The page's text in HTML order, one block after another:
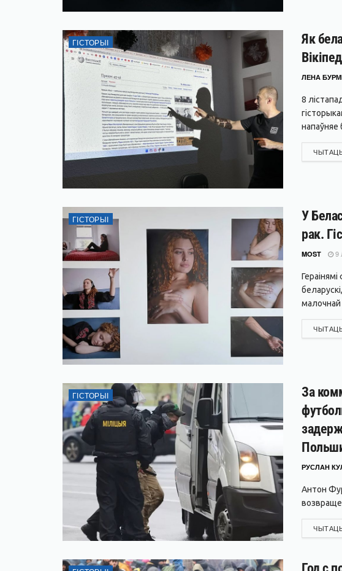
ГІСТОРЫІ
Як
ЛЕНА
8
напаўняе
ГІСТОРЫІ
У
рак.
MOST 9
малочнай
ГІСТОРЫІ
За
РУСЛАН
Антон